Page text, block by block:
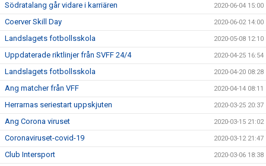
Södratalang går vidare i karriären 2020-06-04 15:00
Coerver Skill Day 2020-06-02 14:00
Landslagets fotbollsskola 2020-05-08 12:10
Uppdaterade riktlinjer från SVFF 24/4 2020-04-25 16:54
Landslagets fotbollsskola 2020-04-20 08:28
Ang matcher från VFF 2020-04-14 08:11
Herrarnas seriestart uppskjuten 2020-03-25 20:37
Ang Corona viruset 2020-03-15 21:02
Coronaviruset-covid-19 2020-03-12 21:47
Club Intersport 2020-03-06 18:38